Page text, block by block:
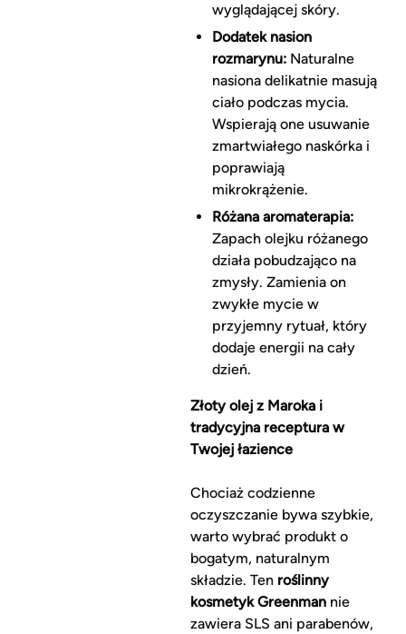
wyglądającej skóry.
Dodatek nasion
rozmarynu:Naturalne
nasiona delikatnie masują
ciało podczas mycia.
Wspierają one usuwanie
zmartwiałego naskórka i
poprawiają
mikrokrążenie.
Różana aromaterapia:
Zapach olejku różanego
działa pobudzająco na
zmysły. Zamienia on
zwykłe mycie w
przyjemny rytuał, który
dodaje energii na cały
dzień.
Złoty olej z Maroka i
tradycyjna receptura w
Twojej łazience
Chociaż codzienne
oczyszczanie bywa szybkie,
warto wybrać produkt o
bogatym, naturalnym
składzie. Ten roślinny
kosmetyk Greenmannie
zawiera SLS ani parabenów,